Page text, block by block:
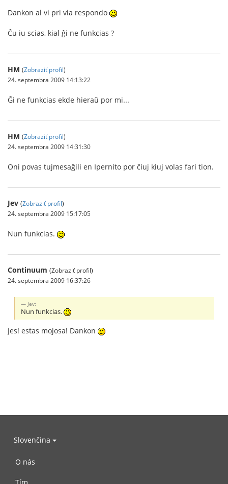
Dankon al vi pri via respondo
Ĉu iu scias, kial ĝi ne funkcias ?
HM (Zobraziť profil)
24. septembra 2009 14:13:22
Ĝi ne funkcias ekde hieraŭ por mi...
HM (Zobraziť profil)
24. septembra 2009 14:31:30
Oni povas tujmesaĝili en Ipernito por ĉiuj kiuj volas fari tion.
Jev (Zobraziť profil)
24. septembra 2009 15:17:05
Nun funkcias.
Continuum (Zobraziť profil)
24. septembra 2009 16:37:26
Jev:
Nun funkcias.
Jes! estas mojosa! Dankon
Slovenčina
O nás